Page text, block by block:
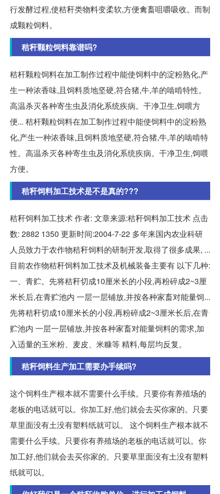
行发酵过程,使秸秆类物料变柔软,方便禽畜咀嚼吸收。而制
成颗粒饲料。
秸秆颗粒饲料靠谱吗?
秸杆颗粒饲料在加工制作过程中能使饲料中的淀粉熟化,产
生一种浓香味,且饲料质地坚硬,符合猪,牛,羊的啮啃特性。
高温杀灭各种寄生虫及消化系统疾病。干净卫生,饲喂方
便... 秸杆颗粒饲料在加工制作过程中能使饲料中的淀粉熟
化,产生一种浓香味,且饲料质地坚硬,符合猪,牛,羊的啮啃特
性。高温杀灭各种寄生虫及消化系统疾病。干净卫生,饲喂
方便。
秸秆饲料加工技术是不是真的???
秸秆饲料加工技术 作者: 文章来源:秸秆饲料加工技术 点击
数: 2882 1350 更新时间:2004-7-22 多年来国内农业科研
人员致力于农作物秸秆饲料的研制开发,取得了很多成果, ...
目前农作物秸秆饲料加工技术及机械装备主要有 以下几种:
一、青贮。先将秸秆切成10厘米长的小段,再粉碎成2~3厘
米长后,在青贮池内 一层一层铺放,并按各种家畜对能量饲...
先将秸秆切成10厘米长的小段,再粉碎成2~3厘米长后,在青
贮池内 一层一层铺放,并按各种家畜对能量饲料的需求,加
入适量的玉米粉、麦皮、米糠等 精料,每层均反复。
秸秆饲料生产加工需要办手续吗?
这个饲料生产根本就不需要什么手续。只要你有养殖场的
老板的电话就可以。你加工好,他们就会去买你家的。只要
草里面没有土没有塑料纸就可以。 这个饲料生产根本就不
需要什么手续。只要你有养殖场的老板的电话就可以。你
加工好,他们就会去买你家的。只要草里面没有土没有塑料
纸就可以。